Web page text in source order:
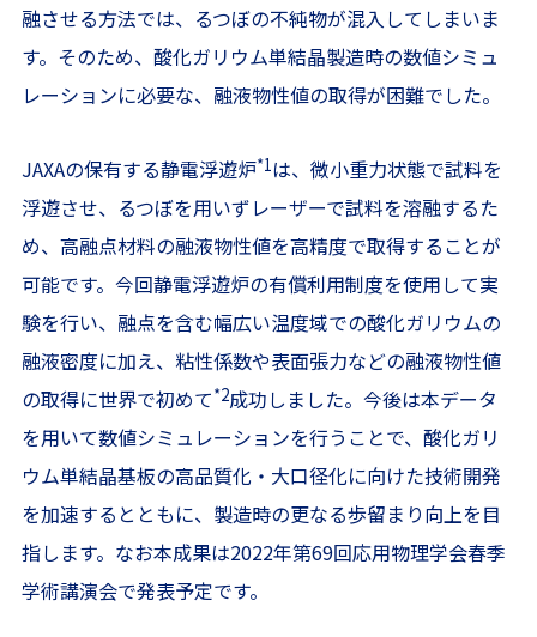
融させる方法では、るつぼの不純物が混入してしまいま
す。そのため、酸化ガリウム単結晶製造時の数値シミュ
レーションに必要な、融液物性値の取得が困難でした。
JAXAの保有する静電浮遊炉*1は、微小重力状態で試料を
浮遊させ、るつぼを用いずレーザーで試料を溶融するた
め、高融点材料の融液物性値を高精度で取得することが
可能です。今回静電浮遊炉の有償利用制度を使用して実
験を行い、融点を含む幅広い温度域での酸化ガリウムの
融液密度に加え、粘性係数や表面張力などの融液物性値
の取得に世界で初めて*2成功しました。今後は本データ
を用いて数値シミュレーションを行うことで、酸化ガリ
ウム単結晶基板の高品質化・大口径化に向けた技術開発
を加速するとともに、製造時の更なる歩留まり向上を目
指します。なお本成果は2022年第69回応用物理学会春季
学術講演会で発表予定です。